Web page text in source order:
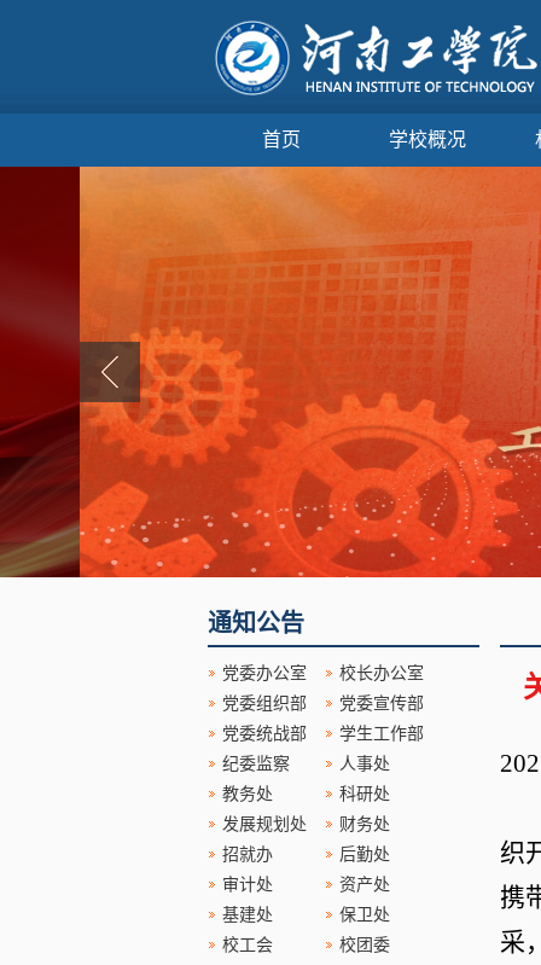
首页 学校概况
通知公告
党委办公室
校长办公室
党委组织部
党委宣传部
党委统战部
学生工作部
纪委监察
人事处
教务处
科研处
发展规划处
财务处
招就办
后勤处
审计处
资产处
基建处
保卫处
校工会
校团委
织
携
采